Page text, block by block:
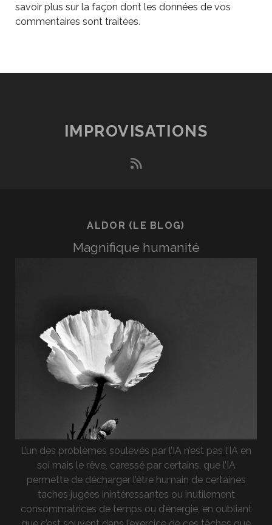
savoir plus sur la façon dont les données de vos
commentaires sont traitées.
IMPROVISATIONS
rss
ALDOR (LE BLOG)
Magnifique humanité
L’un des problèmes soulevés par l’IA n’est pas l’IA en
soi mais le rêve, caressé par certains, que l’IA
permette de décharger l’être humain de certaines
taches jugées inintéressantes ou inutilement
consommatrices de temps ou d’énergie, en oubliant